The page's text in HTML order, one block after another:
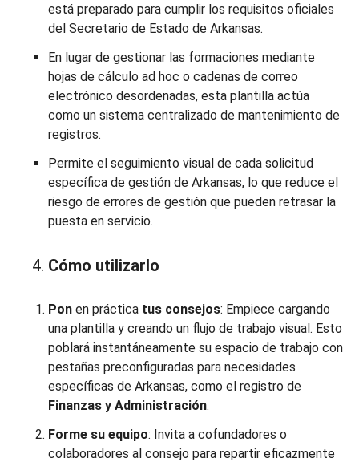
está preparado para cumplir los requisitos oficiales
del Secretario de Estado de Arkansas.
En lugar de gestionar las formaciones mediante
hojas de cálculo ad hoc o cadenas de correo
electrónico desordenadas, esta plantilla actúa
como un sistema centralizado de mantenimiento de
registros.
Permite el seguimiento visual de cada solicitud
específica de gestión de Arkansas, lo que reduce el
riesgo de errores de gestión que pueden retrasar la
puesta en servicio.
Cómo utilizarlo
Pon en práctica tus consejos: Empiece cargando
una plantilla y creando un flujo de trabajo visual. Esto
poblará instantáneamente su espacio de trabajo con
pestañas preconfiguradas para necesidades
específicas de Arkansas, como el registro de
Finanzas y Administración.
Forme su equipo: Invita a cofundadores o
colaboradores al consejo para repartir eficazmente